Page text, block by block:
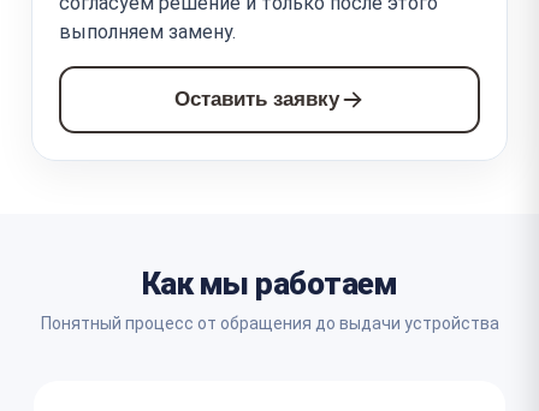
выполняем замену.
Оставить заявку
Как мы работаем
Понятный процесс от обращения до выдачи устройства